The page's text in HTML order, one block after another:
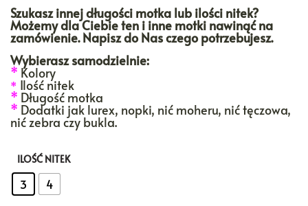
Szukasz innej długości motka lub ilości nitek?
Możemy dla Ciebie ten i inne motki nawinąć na
zamówienie. Napisz do Nas czego potrzebujesz.
Wybierasz samodzielnie:
* Kolory
* Ilość nitek
* Długość motka
* Dodatki jak lurex, nopki, nić moheru, nić tęczowa,
nić zebra czy bukla.
ILOŚĆ NITEK
3 4